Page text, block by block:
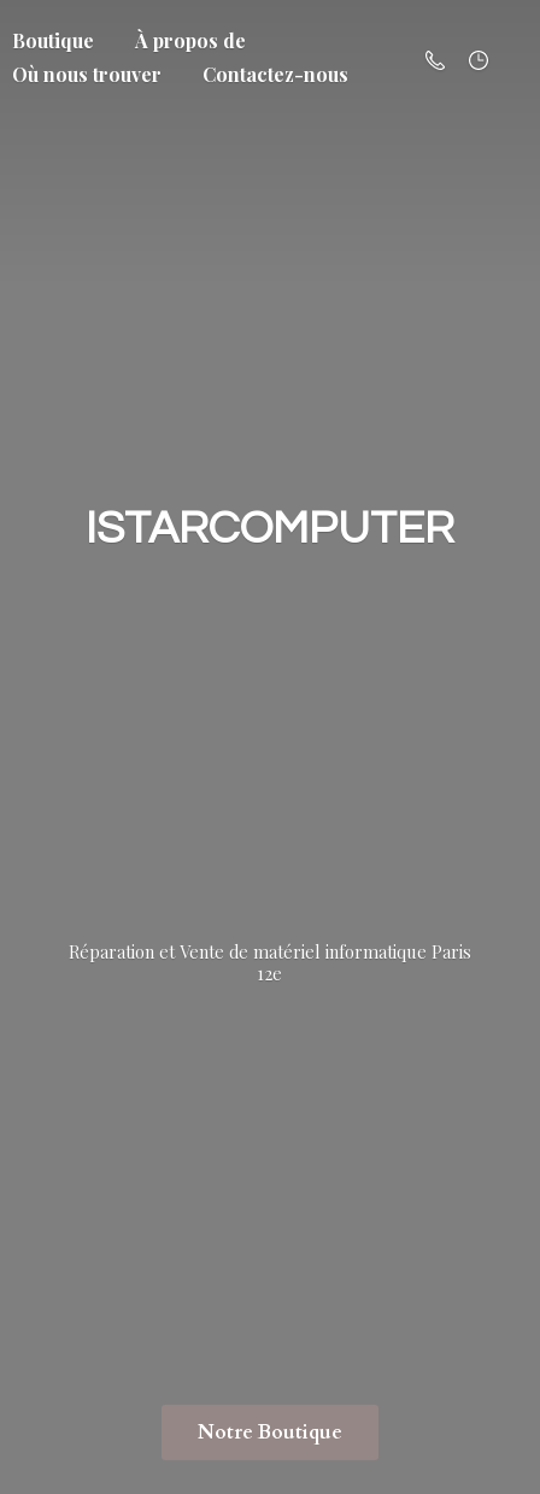
Boutique
À propos de
Où nous trouver
Contactez-nous
ISTARCOMPUTER
Réparation et Vente de matériel informatique Paris
12e
Notre Boutique